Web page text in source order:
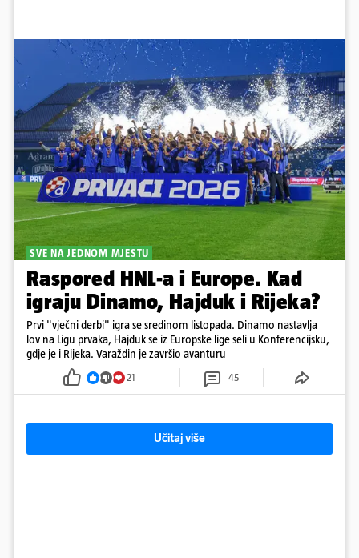
SVE NA JEDNOM MJESTU
Raspored HNL-a i Europe. Kad
igraju Dinamo, Hajduk i Rijeka?
Prvi "vječni derbi" igra se sredinom listopada. Dinamo nastavlja
lov na Ligu prvaka, Hajduk se iz Europske lige seli u Konferencijsku,
gdje je i Rijeka. Varaždin je završio avanturu
21 45
Učitaj više